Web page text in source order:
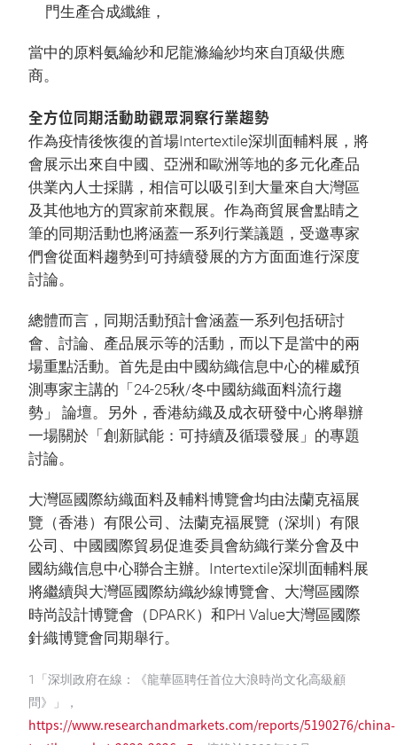
門生產合成纖維，
當中的原料氨綸紗和尼龍滌綸紗均來自頂級供應
商。
全方位同期活動助觀眾洞察行業趨勢
作為疫情後恢復的首場Intertextile深圳面輔料展，將
會展示出來自中國、亞洲和歐洲等地的多元化產品
供業內人士採購，相信可以吸引到大量來自大灣區
及其他地方的買家前來觀展。作為商貿展會點睛之
筆的同期活動也將涵蓋一系列行業議題，受邀專家
們會從面料趨勢到可持續發展的方方面面進行深度
討論。
總體而言，同期活動預計會涵蓋一系列包括研討
會、討論、產品展示等的活動，而以下是當中的兩
場重點活動。首先是由中國紡織信息中心的權威預
測專家主講的「24-25秋/冬中國紡織面料流行趨
勢」 論壇。另外，香港紡織及成衣研發中心將舉辦
一場關於「創新賦能：可持續及循環發展」的專題
討論。
大灣區國際紡織面料及輔料博覽會均由法蘭克福展
覽（香港）有限公司、法蘭克福展覽（深圳）有限
公司、中國國際貿易促進委員會紡織行業分會及中
國紡織信息中心聯合主辦。Intertextile深圳面輔料展
將繼續與大灣區國際紡織紗線博覽會、大灣區國際
時尚設計博覽會（DPARK）和PH Value大灣區國際
針織博覽會同期舉行。
1「深圳政府在線：《龍華區聘任首位大浪時尚文化高級顧
問》」，
https://www.researchandmarkets.com/reports/5190276/china-